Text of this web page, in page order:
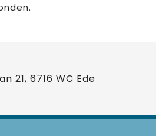
21, 6716 WC Ede